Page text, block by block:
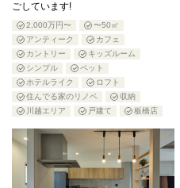
ごしています!
2,000万円〜
〜50㎡
アンティーク
カフェ
カントリー
キッズルーム
シンプル
ペット
ホテルライク
ロフト
住んでる家のリノベ
収納
川越エリア
戸建て 板橋店